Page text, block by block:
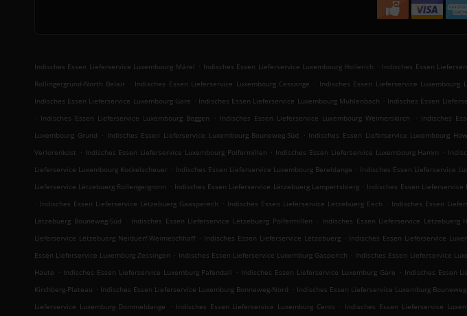
Indisches Essen Lieferservice Luxembourg Märel . Indisches Essen Lieferservice Luxembourg Hollerich . Indisches Essen
Rollingergrund-North Belair . Indisches Essen Lieferservice Luxembourg Cessange . Indisches Essen Lieferservice Luxembourg
Indisches Essen Lieferservice Luxembourg Gare . Indisches Essen Lieferservice Luxembourg Muhlenbach . Indisches Essen
. Indisches Essen Lieferservice Luxembourg Beggen . Indisches Essen Lieferservice Luxembourg Weimerskirch . Indisches
Luxembourg Grund . Indisches Essen Lieferservice Luxembourg Bouneweg-Süd . Indisches Essen Lieferservice Luxembourg
Verlorenkost . Indisches Essen Lieferservice Luxembourg Polfermillen . Indisches Essen Lieferservice Luxembourg Hamm .
Lieferservice Luxembourg Kockelscheuer . Indisches Essen Lieferservice Luxembourg Bereldange . Indisches Essen Lieferservice
Lieferservice Lëtzebuerg Rollengergronn . Indisches Essen Lieferservice Lëtzebuerg Lampertsbierg . Indisches Essen
. Indisches Essen Lieferservice Lëtzebuerg Gaasperech . Indisches Essen Lieferservice Lëtzebuerg Eech . Indisches Essen
Lëtzebuerg Bouneweg-Süd . Indisches Essen Lieferservice Lëtzebuerg Polfermillen . Indisches Essen Lieferservice Lëtzebuerg
Lieferservice Lëtzebuerg Neiduerf-Weimeschhaff . Indisches Essen Lieferservice Lëtzebuerg . Indisches Essen Lieferservice
Essen Lieferservice Luxemburg Zessingen . Indisches Essen Lieferservice Luxemburg Gasperich . Indisches Essen Lieferservice
Haute . Indisches Essen Lieferservice Luxemburg Pafendall . Indisches Essen Lieferservice Luxemburg Gare . Indisches Essen
Kirchberg-Plateau . Indisches Essen Lieferservice Luxemburg Bonneweg-Nord . Indisches Essen Lieferservice Luxemburg
Lieferservice Luxemburg Dommeldange
. Indisches Essen Lieferservice Luxemburg Cents . Indisches Essen Lieferservice